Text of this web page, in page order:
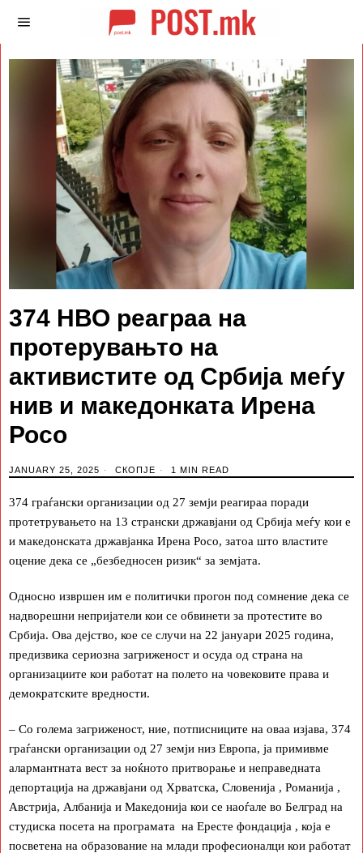
374 НВО реаграа на
протерувањто на
активистите од Србија меѓу
нив и македонката Ирена
Росо
JANUARY 25, 2025 СКОПЈЕ 1 MIN READ
374 граѓански организации од 27 земји реагираа поради
протетрувањето на 13 странски државјани од Србија меѓу кои е
и македонската државјанка Ирена Росо, затоа што властите
оцение дека се „безбедносен ризик“ за земјата.
Односно извршен им е политички прогон под сомнение дека се
надворешни непријатели кои се обвинети за протестите во
Србија. Ова дејство, кое се случи на 22 јануари 2025 година,
предизвика сериозна загриженост и осуда од страна на
организациите кои работат на полето на човековите права и
демократските вредности.
– Со голема загриженост, ние, потписниците на оваа изјава, 374
граѓански организации од 27 земји низ Европа, ја примивме
алармантната вест за ноќното притворање и неправедната
депортација на државјани од Хрватска, Словенија , Романија ,
Австрија, Албанија и Македонија кои се наоѓале во Белград на
студиска посета на програмата на Ересте фондација , која е
посветена на образование на млади професионалци кои работат